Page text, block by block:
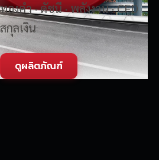
ทองคำ · ดัชนี · พลังงาน · CFD
สกุลเงิน
ดูผลิตภัณฑ์